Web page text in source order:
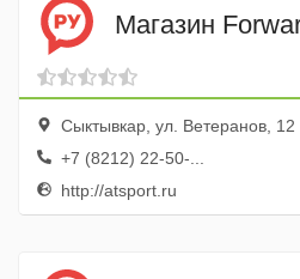
Магазин
Сыктывкар, ул. Ветеранов, 12
+7 (8212) 22-50-...
http://atsport.ru